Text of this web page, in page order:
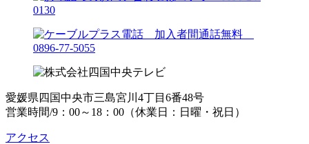
愛媛県四国中央市三島宮川4丁目6番48号
営業時間/9：00～18：00（休業日：日曜・祝日）
アクセス